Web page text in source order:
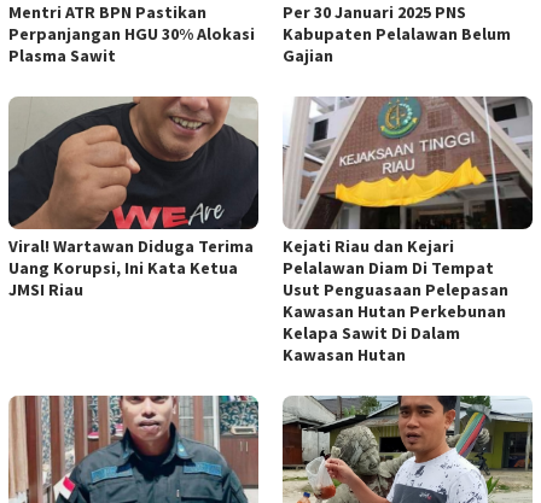
Mentri ATR BPN Pastikan
Perpanjangan HGU 30% Alokasi
Plasma Sawit
Per 30 Januari 2025 PNS
Kabupaten Pelalawan Belum
Gajian
Viral! Wartawan Diduga Terima
Uang Korupsi, Ini Kata Ketua
JMSI Riau
Kejati Riau dan Kejari
Pelalawan Diam Di Tempat
Usut Penguasaan Pelepasan
Kawasan Hutan Perkebunan
Kelapa Sawit Di Dalam
Kawasan Hutan